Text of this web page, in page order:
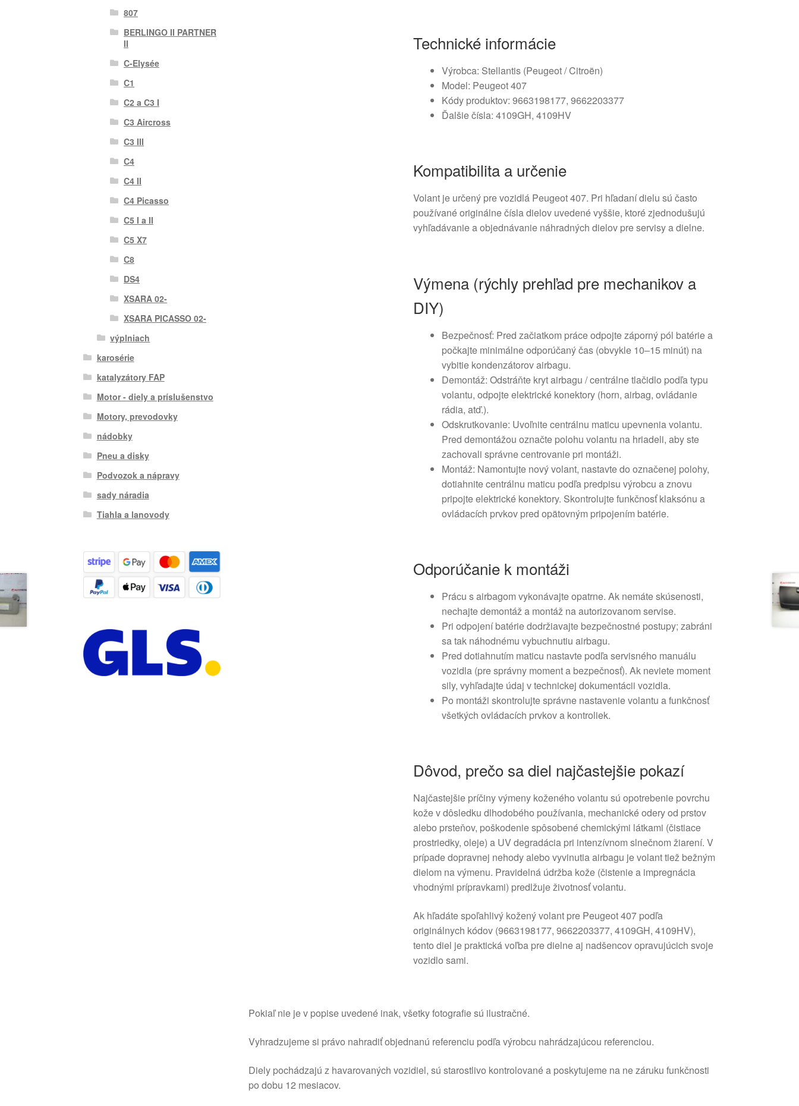
Technické informácie
Výrobca: Stellantis (Peugeot / Citroën)
Model: Peugeot 407
Kódy produktov: 9663198177, 9662203377
Ďalšie čísla: 4109GH, 4109HV
Kompatibilita a určenie
Volant je určený pre vozidlá Peugeot 407. Pri hľadaní dielu sú často
používané originálne čísla dielov uvedené vyššie, ktoré zjednodušujú
vyhľadávanie a objednávanie náhradných dielov pre servisy a dielne.
Výmena (rýchly prehľad pre mechanikov a
DIY)
Bezpečnosť: Pred začiatkom práce odpojte záporný pól batérie a
počkajte minimálne odporúčaný čas (obvykle 10–15 minút) na
vybitie kondenzátorov airbagu.
Demontáž: Odstráňte kryt airbagu / centrálne tlačidlo podľa typu
volantu, odpojte elektrické konektory (horn, airbag, ovládanie
rádia, atď.).
Odskrutkovanie: Uvoľnite centrálnu maticu upevnenia volantu.
Pred demontážou označte polohu volantu na hriadeli, aby ste
zachovali správne centrovanie pri montáži.
Montáž: Namontujte nový volant, nastavte do označenej polohy,
dotiahnite centrálnu maticu podľa predpisu výrobcu a znovu
pripojte elektrické konektory. Skontrolujte funkčnosť klaksónu a
ovládacích prvkov pred opätovným pripojením batérie.
Odporúčanie k montáži
Prácu s airbagom vykonávajte opatrne. Ak nemáte skúsenosti,
nechajte demontáž a montáž na autorizovanom servise.
Pri odpojení batérie dodržiavajte bezpečnostné postupy; zabráni
sa tak náhodnému vybuchnutiu airbagu.
Pred dotiahnutím maticu nastavte podľa servisného manuálu
vozidla (pre správny moment a bezpečnosť). Ak neviete moment
sily, vyhľadajte údaj v technickej dokumentácii vozidla.
Po montáži skontrolujte správne nastavenie volantu a funkčnosť
všetkých ovládacích prvkov a kontroliek.
Dôvod, prečo sa diel najčastejšie pokazí
Najčastejšie príčiny výmeny koženého volantu sú opotrebenie povrchu
kože v dôsledku dlhodobého používania, mechanické odery od prstov
alebo prsteňov, poškodenie spôsobené chemickými látkami (čistiace
prostriedky, oleje) a UV degradácia pri intenzívnom slnečnom žiarení. V
prípade dopravnej nehody alebo vyvinutia airbagu je volant tiež bežným
dielom na výmenu. Pravidelná údržba kože (čistenie a impregnácia
vhodnými prípravkami) predlžuje životnosť volantu.
Ak hľadáte spoľahlivý kožený volant pre Peugeot 407 podľa
originálnych kódov (9663198177, 9662203377, 4109GH, 4109HV),
tento diel je praktická voľba pre dielne aj nadšencov opravujúcich svoje
vozidlo sami.
Pokiaľ nie je v popise uvedené inak, všetky fotografie sú ilustračné.
Vyhradzujeme si právo nahradiť objednanú referenciu podľa výrobcu nahrádzajúcou referenciou.
Diely pochádzajú z havarovaných vozidiel, sú starostlivo kontrolované a poskytujeme na ne záruku funkčnosti
po dobu 12 mesiacov.
807
BERLINGO II PARTNER
II
C-Elysée
C1
C2 a C3 I
C3 Aircross
C3 III
C4
C4 II
C4 Picasso
C5 I a II
C5 X7
C8
DS4
XSARA 02-
XSARA PICASSO 02-
výplniach
karosérie
katalyzátory FAP
Motor - diely a príslušenstvo
Motory, prevodovky
nádobky
Pneu a disky
Podvozok a nápravy
sady náradia
Tiahla a lanovody